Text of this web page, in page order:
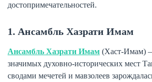
достопримечательностей.
1. Ансамбль Хазрати Имам
Ансамбль Хазрати Имам (Хаст-Имам)
значимых духовно-исторических мест
сводами мечетей и мавзолеев